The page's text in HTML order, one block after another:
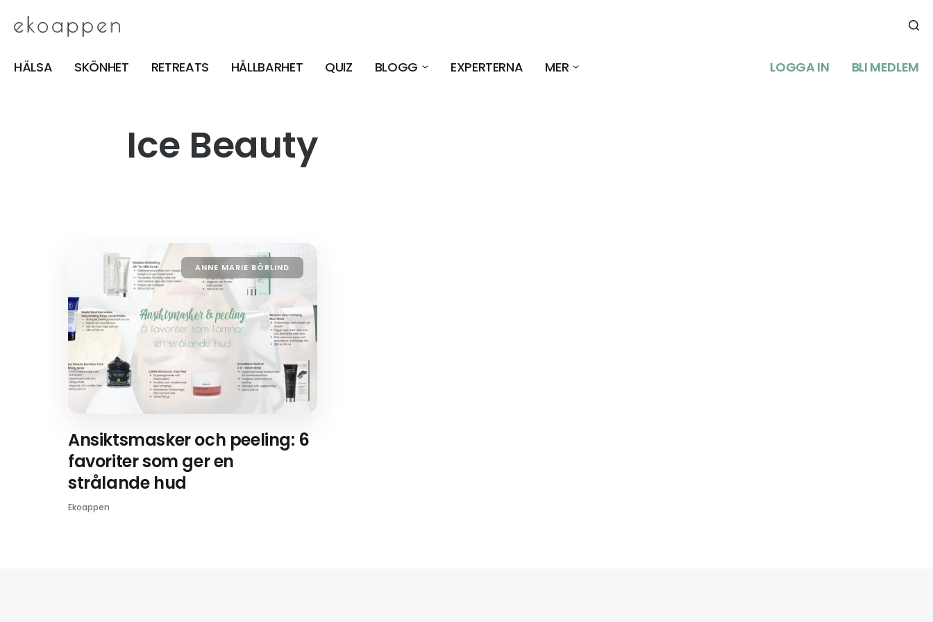
HÄLSA SKÖNHET RETREATS HÅLLBARHET QUIZ BLOGG EXPERTERNA MER LOGGA IN BLI MEDLEM
Ice Beauty
ANNE MARIE BÖRLIND
Ansiktsmasker och peeling: 6
favoriter som ger en
strålande hud
Ekoappen